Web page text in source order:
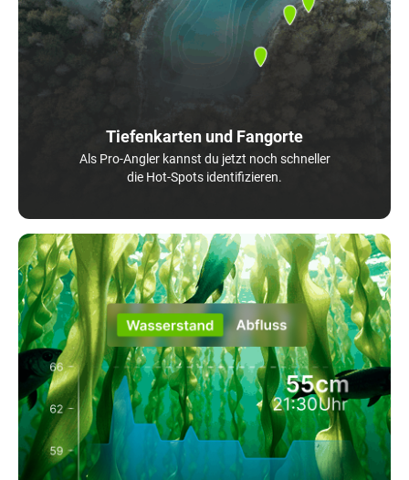
Tiefenkarten und Fangorte
Als Pro-Angler kannst du jetzt noch schneller
die Hot-Spots identifizieren.